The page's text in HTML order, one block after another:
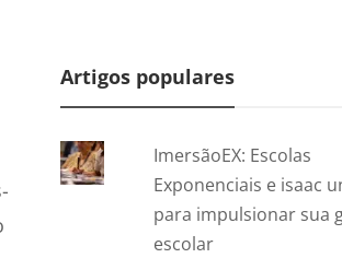
Artigos populares
ImersãoEX: Escolas
Exponenciais e isaac
para impulsionar sua
escolar